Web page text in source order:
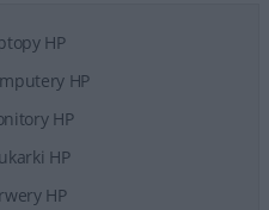
HP
HP
HP
HP
HP